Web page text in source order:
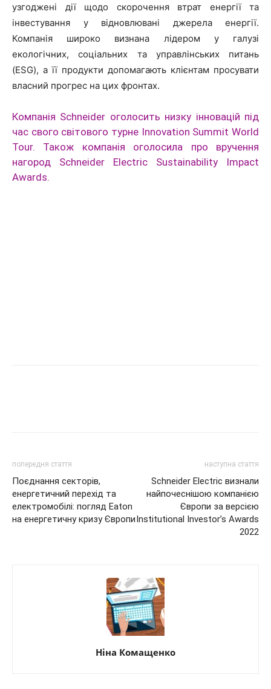
узгоджені дії щодо скорочення втрат енергії та
інвестування у відновлювані джерела енергії.
Компанія широко визнана лідером у галузі
екологічних, соціальних та управлінських питань
(ESG), а її продукти допомагають клієнтам просувати
власний прогрес на цих фронтах.
Компанія Schneider оголосить низку інновацій під
час свого світового турне Innovation Summit World
Tour. Також компанія оголосила про вручення
нагород Schneider Electric Sustainability Impact
Awards.
попередня стаття
Поєднання секторів,
енергетичний перехід та
електромобілі: погляд Eaton
на енергетичну кризу Європи
наступна стаття
Schneider Electric визнали
найпочеснішою компанією
Європи за версією
Institutional Investor’s Awards
2022
Ніна Комащенко